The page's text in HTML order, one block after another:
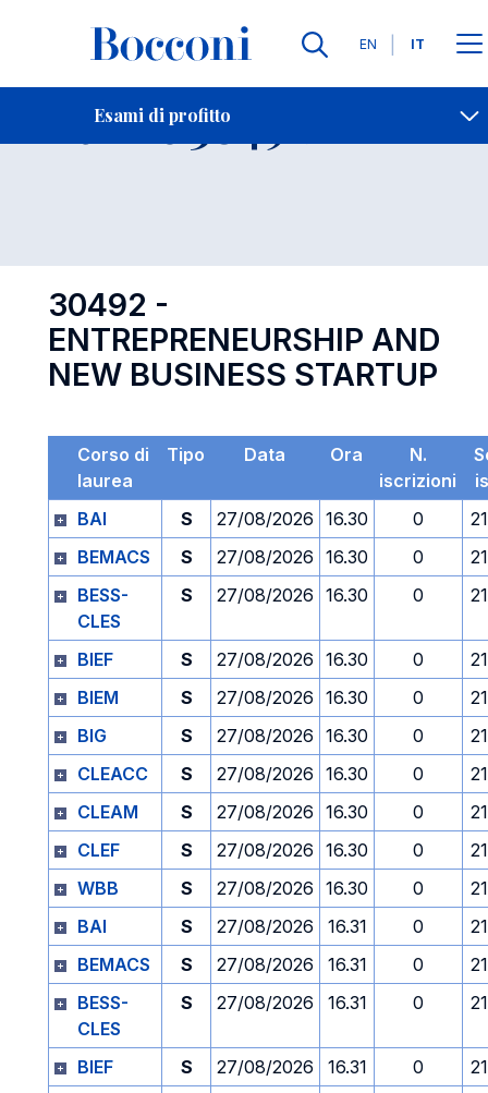
Lingue
EN IT
Esami di profitto
Contatti
Esame 30492 Open
30492 -
ENTREPRENEURSHIP AND
NEW BUSINESS STARTUP
Corso di
laurea
Tipo Data Ora
N.
iscrizioni
BAI
S 27/08/2026 16.30 0
BEMACS
S 27/08/2026 16.30 0
BESS-
CLES
S 27/08/2026 16.30 0
BIEF S 27/08/2026 16.30 0
BIEM
S 27/08/2026 16.30 0
BIG
S 27/08/2026 16.30 0
CLEACC
S 27/08/2026 16.30 0
CLEAM
S 27/08/2026 16.30 0
CLEF
S 27/08/2026 16.30 0
WBB
S 27/08/2026 16.30 0
BAI
S 27/08/2026 16.31 0
BEMACS
S 27/08/2026 16.31 0
BESS-
CLES
S 27/08/2026 16.31 0
BIEF S 27/08/2026 16.31 0